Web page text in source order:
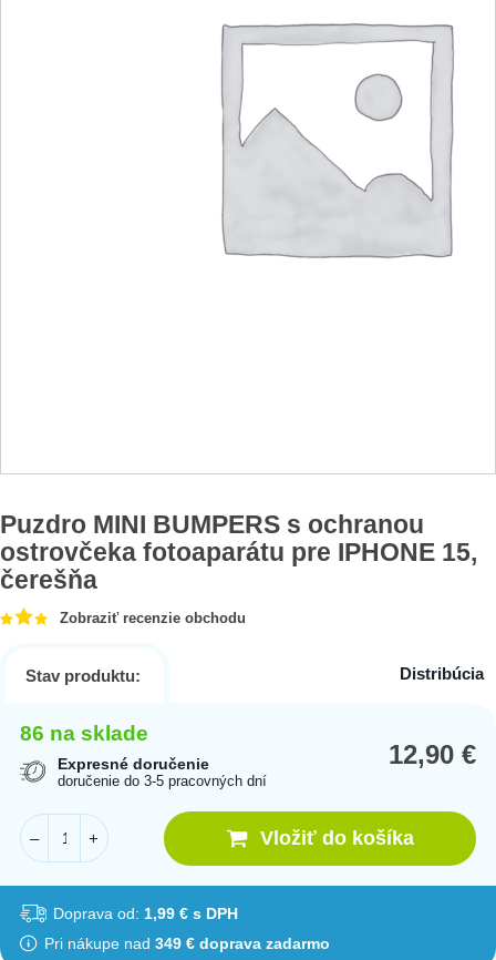
Puzdro MINI BUMPERS s ochranou
ostrovčeka fotoaparátu pre IPHONE 15,
čerešňa
Zobraziť recenzie obchodu
Stav produktu: Distribúcia
86 na sklade
Expresné doručenie
doručenie do 3-5 pracovných dní
12,90€
– + Vložiť do košíka
Doprava od: 1,99 € s DPH
Pri nákupe nad 349 € doprava zadarmo